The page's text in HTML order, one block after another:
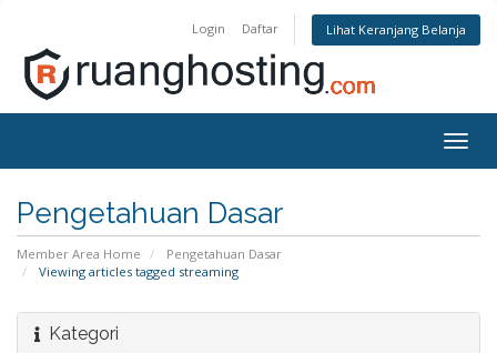
Login Daftar Lihat Keranjang Belanja
Pengetahuan Dasar
Member Area Home
Pengetahuan Dasar
Viewing articles tagged streaming
Kategori